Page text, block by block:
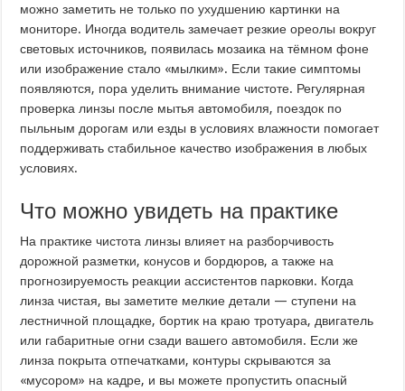
можно заметить не только по ухудшению картинки на
мониторе. Иногда водитель замечает резкие ореолы вокруг
световых источников, появилась мозаика на тёмном фоне
или изображение стало «мылким». Если такие симптомы
появляются, пора уделить внимание чистоте. Регулярная
проверка линзы после мытья автомобиля, поездок по
пыльным дорогам или езды в условиях влажности помогает
поддерживать стабильное качество изображения в любых
условиях.
Что можно увидеть на практике
На практике чистота линзы влияет на разборчивость
дорожной разметки, конусов и бордюров, а также на
прогнозируемость реакции ассистентов парковки. Когда
линза чистая, вы заметите мелкие детали — ступени на
лестничной площадке, бортик на краю тротуара, двигатель
или габаритные огни сзади вашего автомобиля. Если же
линза покрыта отпечатками, контуры скрываются за
«мусором» на кадре, и вы можете пропустить опасный